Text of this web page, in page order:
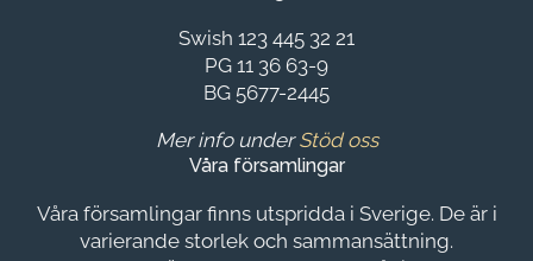
Swish 123 445 32 21
PG 11 36 63-9
BG 5677-2445
Mer info underStöd oss
Våra församlingar
Våra församlingar finns utspridda i Sverige. De är i
varierande storlek och sammansättning.